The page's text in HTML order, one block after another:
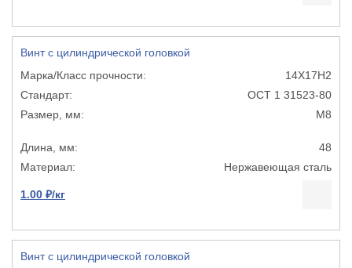
Винт с цилиндрической головкой
14Х17Н2
ОСТ 1 31523-80
М8
48
Нержавеющая сталь
1.00 ₽/кг
Винт с цилиндрической головкой